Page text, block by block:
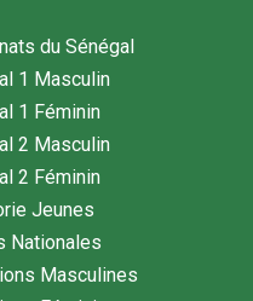
du Sénégal
1 Masculin
1 Féminin
2 Masculin
2 Féminin
Jeunes
Nationales
Masculines